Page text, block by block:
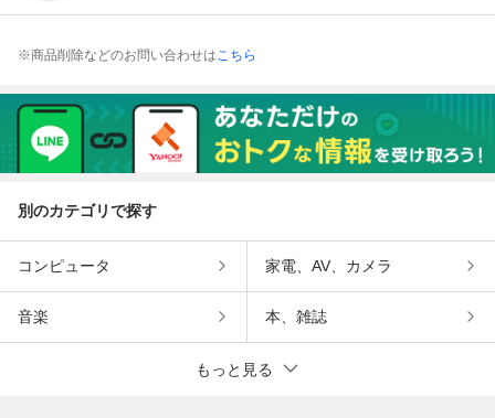
応
※商品削除などのお問い合わせはこちら
別のカテゴリで探す
コンピュータ 家電、AV、カメラ
音楽 本、雑誌
もっと見る